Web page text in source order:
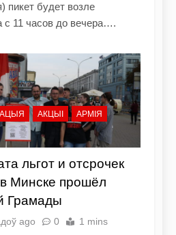
пикет будет возле
с 11 часов до вечера….
АКЦЫІ
АРМІЯ
льгот и отсрочек
Минске прошёл
Грамады
ago 0 1 mins